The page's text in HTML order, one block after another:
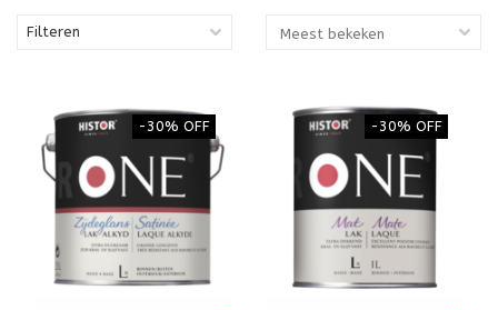
Filteren
-30% OFF -30% OFF